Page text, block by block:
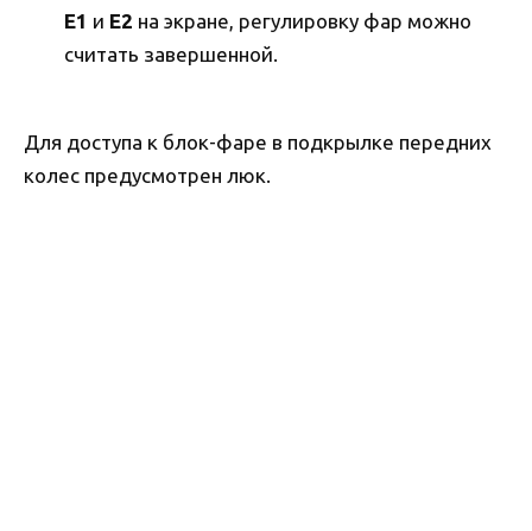
E1 и E2 на экране, регулировку фар можно
считать завершенной.
Для доступа к блок-фаре в подкрылке передних
колес предусмотрен люк.